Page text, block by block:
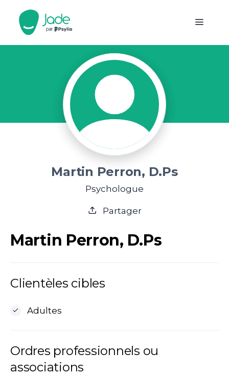
Martin Perron, D.Ps
Psychologue
Partager
Martin Perron, D.Ps
Clientèles cibles
Adultes
Ordres professionnels ou
associations